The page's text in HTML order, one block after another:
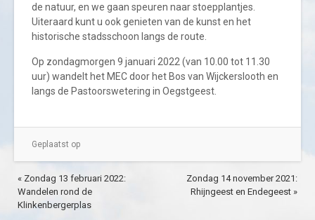
de natuur, en we gaan speuren naar stoepplantjes.
Uiteraard kunt u ook genieten van de kunst en het
historische stadsschoon langs de route.
Op zondagmorgen 9 januari 2022 (van 10.00 tot 11.30
uur) wandelt het MEC door het Bos van Wijckerslooth en
langs de Pastoorswetering in Oegstgeest.
Geplaatst op
« Zondag 13 februari 2022:
Wandelen rond de
Klinkenbergerplas
Zondag 14 november 2021:
Rhijngeest en Endegeest »